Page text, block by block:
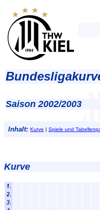
Saison 2002/2003
Inhalt: Kurve | Spiele und
Kurve